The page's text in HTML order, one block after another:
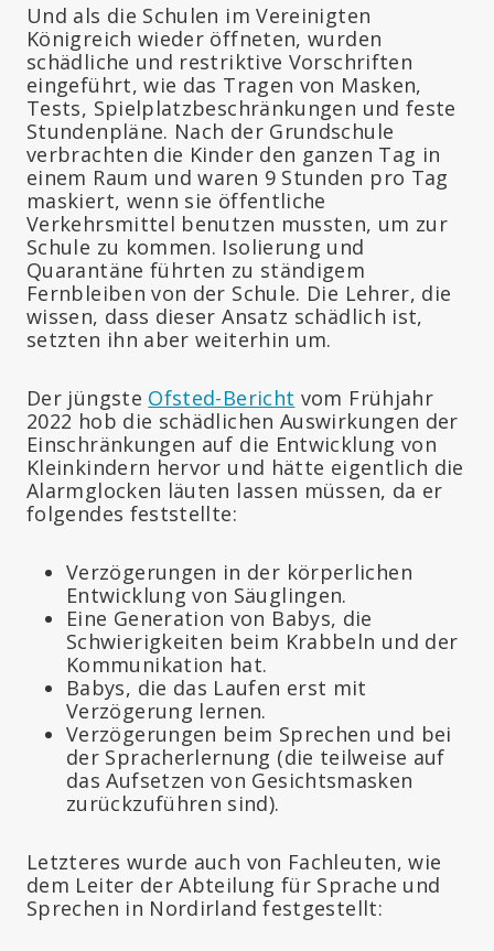
Und als die Schulen im Vereinigten
Königreich wieder öffneten, wurden
schädliche und restriktive Vorschriften
eingeführt, wie das Tragen von Masken,
Tests, Spielplatzbeschränkungen und feste
Stundenpläne. Nach der Grundschule
verbrachten die Kinder den ganzen Tag in
einem Raum und waren 9 Stunden pro Tag
maskiert, wenn sie öffentliche
Verkehrsmittel benutzen mussten, um zur
Schule zu kommen. Isolierung und
Quarantäne führten zu ständigem
Fernbleiben von der Schule. Die Lehrer, die
wissen, dass dieser Ansatz schädlich ist,
setzten ihn aber weiterhin um.
Der jüngste Ofsted-Bericht vom Frühjahr
2022 hob die schädlichen Auswirkungen der
Einschränkungen auf die Entwicklung von
Kleinkindern hervor und hätte eigentlich die
Alarmglocken läuten lassen müssen, da er
folgendes feststellte:
Verzögerungen in der körperlichen
Entwicklung von Säuglingen.
Eine Generation von Babys, die
Schwierigkeiten beim Krabbeln und der
Kommunikation hat.
Babys, die das Laufen erst mit
Verzögerung lernen.
Verzögerungen beim Sprechen und bei
der Spracherlernung (die teilweise auf
das Aufsetzen von Gesichtsmasken
zurückzuführen sind).
Letzteres wurde auch von Fachleuten, wie
dem Leiter der Abteilung für Sprache und
Sprechen in Nordirland festgestellt: